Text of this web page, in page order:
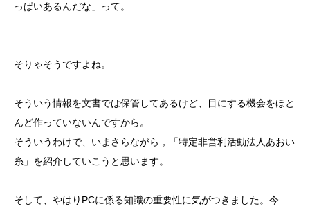
っぱいあるんだな」って。
そりゃそうですよね。
そういう情報を文書では保管してあるけど、目にする機会をほと
んど作っていないんですから。
そういうわけで、いまさらながら，「特定非営利活動法人あおい
糸」を紹介していこうと思います。
そして、やはりPCに係る知識の重要性に気がつきました。今